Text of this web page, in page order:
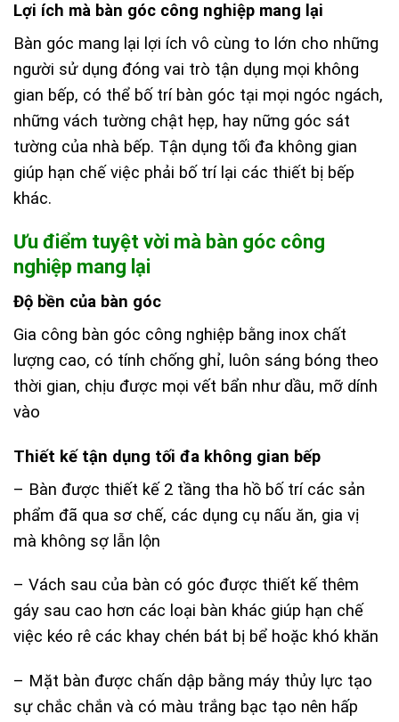
Lợi ích mà bàn góc công nghiệp mang lại
Bàn góc mang lại lợi ích vô cùng to lớn cho những
người sử dụng đóng vai trò tận dụng mọi không
gian bếp, có thể bố trí bàn góc tại mọi ngóc ngách,
những vách tường chật hẹp, hay nững góc sát
tường của nhà bếp. Tận dụng tối đa không gian
giúp hạn chế việc phải bố trí lại các thiết bị bếp
khác.
Ưu điểm tuyệt vời mà bàn góc công
nghiệp mang lại
Độ bền của bàn góc
Gia công bàn góc công nghiệp bằng inox chất
lượng cao, có tính chống ghỉ, luôn sáng bóng theo
thời gian, chịu được mọi vết bẩn như dầu, mỡ dính
vào
Thiết kế tận dụng tối đa không gian bếp
– Bàn được thiết kế 2 tầng tha hồ bố trí các sản
phẩm đã qua sơ chế, các dụng cụ nấu ăn, gia vị
mà không sợ lẫn lộn
– Vách sau của bàn có góc được thiết kế thêm
gáy sau cao hơn các loại bàn khác giúp hạn chế
việc kéo rê các khay chén bát bị bể hoặc khó khăn
– Mặt bàn được chấn dập bằng máy thủy lực tạo
sự chắc chắn và có màu trắng bạc tạo nên hấp